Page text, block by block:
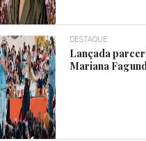
DESTAQUE
Lançada
Mariana